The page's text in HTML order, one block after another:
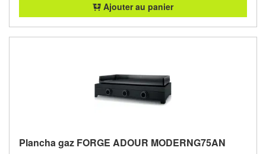
Ajouter au panier
Plancha gaz FORGE ADOUR MODERNG75AN